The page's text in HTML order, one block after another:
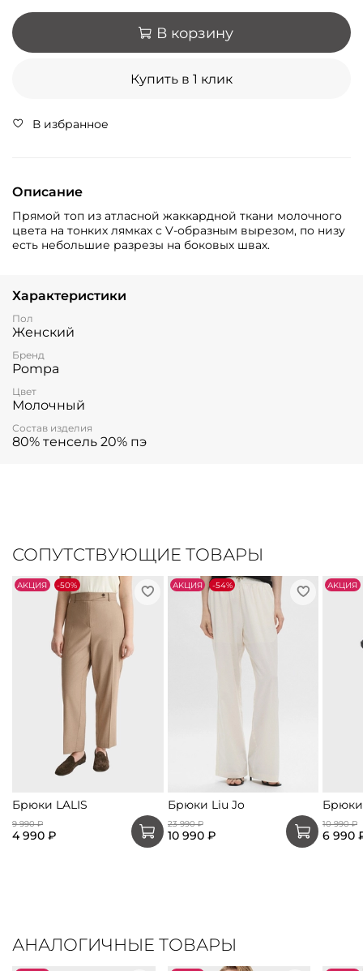
В корзину
Купить в 1 клик
В избранное
Описание
Прямой топ из атласной жаккардной ткани молочного
цвета на тонких лямках с V-образным вырезом, по низу
есть небольшие разрезы на боковых швах.
Характеристики
Пол
Женский
Бренд
Pompa
Цвет
Молочный
Состав изделия
80% тенсель 20% пэ
СОПУТСТВУЮЩИЕ ТОВАРЫ
АKЦИЯ -50%
Брюки LALIS
9 990 ₽
4 990 ₽
АKЦИЯ -54%
Брюки Liu Jo
23 990 ₽
10 990 ₽
АKЦИЯ
Брюки
10 990 ₽
6 990
АНАЛОГИЧНЫЕ ТОВАРЫ